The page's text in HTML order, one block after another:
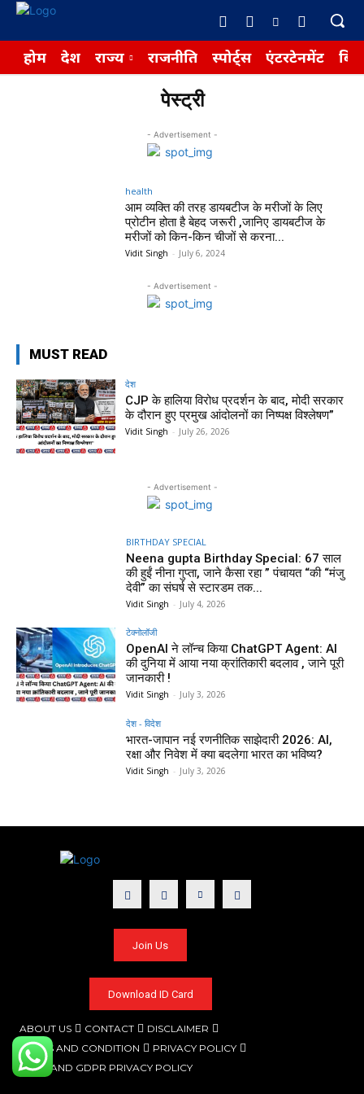
होम देश राज्य राजनीति स्पोर्ट्स एंटरटेनमेंट
पेस्ट्री
- Advertisement -
health
आम व्यक्ति की तरह डायबटीज के मरीजों के लिए
प्रोटीन होता है बेहद जरूरी ,जानिए डायबटीज के
मरीजों को किन-किन चीजों से करना...
Vidit Singh - July 6, 2024
- Advertisement -
MUST READ
देश
CJP के हालिया विरोध प्रदर्शन के बाद, मोदी सरकार
के दौरान हुए प्रमुख आंदोलनों का निष्पक्ष विश्लेषण”
Vidit Singh - July 26, 2026
- Advertisement -
BIRTHDAY SPECIAL
Neena gupta Birthday Special: 67 साल
की हुईं नीना गुप्ता, जाने कैसा रहा ” पंचायत “की “मंजु
देवी” का संघर्ष से स्टारडम तक...
Vidit Singh - July 4, 2026
टेक्नोलॉजी
OpenAI ने लॉन्च किया ChatGPT Agent: AI
की दुनिया में आया नया क्रांतिकारी बदलाव , जाने पूरी
जानकारी !
Vidit Singh - July 3, 2026
देश - विदेश
भारत-जापान नई रणनीतिक साझेदारी 2026: AI,
रक्षा और निवेश में क्या बदलेगा भारत का भविष्य?
Vidit Singh - July 3, 2026
Join Us
Download ID Card
ABOUT US CONTACT
DISCLAIMER
TERMS AND CONDITION
PRIVACY POLICY
CCPA AND GDPR PRIVACY POLICY